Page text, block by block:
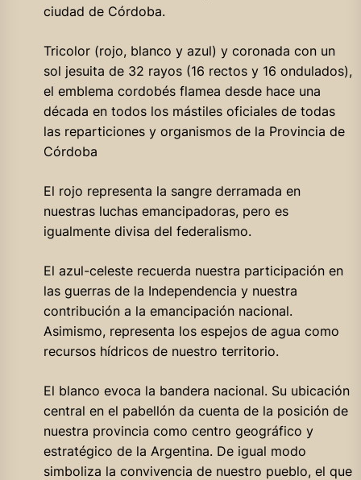
ciudad de Córdoba.
Tricolor (rojo, blanco y azul) y coronada con un
sol jesuita de 32 rayos (16 rectos y 16 ondulados),
el emblema cordobés flamea desde hace una
década en todos los mástiles oficiales de todas
las reparticiones y organismos de la Provincia de
Córdoba
El rojo representa la sangre derramada en
nuestras luchas emancipadoras, pero es
igualmente divisa del federalismo.
El azul-celeste recuerda nuestra participación en
las guerras de la Independencia y nuestra
contribución a la emancipación nacional.
Asimismo, representa los espejos de agua como
recursos hídricos de nuestro territorio.
El blanco evoca la bandera nacional. Su ubicación
central en el pabellón da cuenta de la posición de
nuestra provincia como centro geográfico y
estratégico de la Argentina. De igual modo
simboliza la convivencia de nuestro pueblo, el que